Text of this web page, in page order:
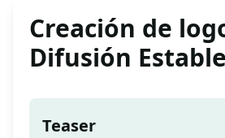
Creación de
Difusión Estable
Teaser